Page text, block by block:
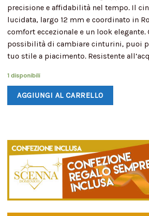
precisione e affidabilità nel tempo. Il
lucidata, largo 12 mm e coordinato in
comfort eccezionale e un look elegante.
possibilità di cambiare cinturini, puoi
tuo stile a piacimento. Resistente
1 disponibili
AGGIUNGI AL CARRELLO